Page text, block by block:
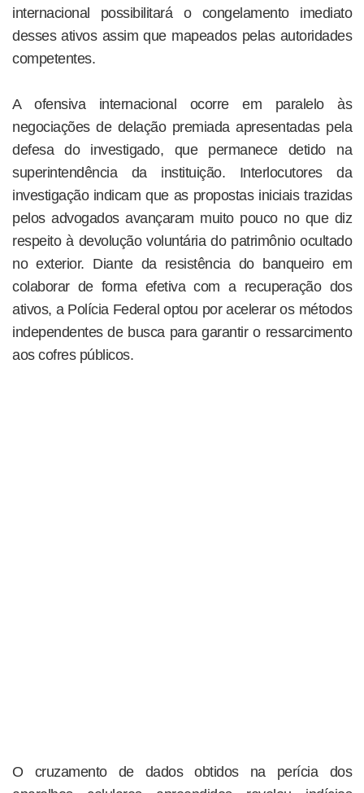
internacional possibilitará o congelamento imediato
desses ativos assim que mapeados pelas autoridades
competentes.
A ofensiva internacional ocorre em paralelo às
negociações de delação premiada apresentadas pela
defesa do investigado, que permanece detido na
superintendência da instituição. Interlocutores da
investigação indicam que as propostas iniciais trazidas
pelos advogados avançaram muito pouco no que diz
respeito à devolução voluntária do patrimônio ocultado
no exterior. Diante da resistência do banqueiro em
colaborar de forma efetiva com a recuperação dos
ativos, a Polícia Federal optou por acelerar os métodos
independentes de busca para garantir o ressarcimento
aos cofres públicos.
O cruzamento de dados obtidos na perícia dos